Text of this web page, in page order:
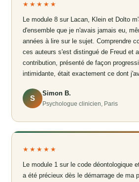
★★★★★
Le module 8 sur Lacan, Klein et Dolto
d'ensemble que je n'avais jamais eu,
années à lire sur le sujet. Comprendre
ces auteurs s'est distingué de Freud et
contribution, présenté de façon
intimidante, était exactement ce dont
S
Simon B.
Psychologue clinicien, Paris
★★★★★
Le module 1 sur le code déontologique
a été précieux dès le démarrage de ma